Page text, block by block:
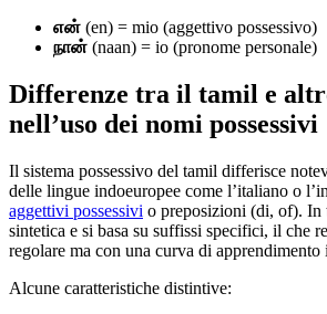
என் (en) = mio (aggettivo possessivo)
நான் (naan) = io (pronome personale)
Differenze tra il tamil e
nell’uso dei nomi possessivi
Il sistema possessivo del tamil differisce
delle lingue indoeuropee come l’italiano o
aggettivi possessivi o preposizioni (di, of). In
sintetica e si basa su suffissi specifici, il che
regolare ma con una curva di apprendimento
Alcune caratteristiche distintive: